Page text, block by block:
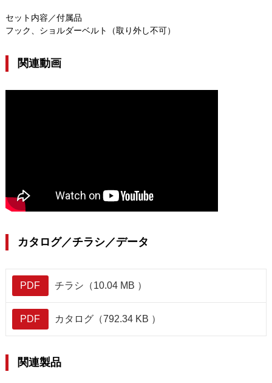
セット内容／付属品
フック、ショルダーベルト（取り外し不可）
関連動画
カタログ／チラシ／データ
PDF チラシ（10.04 MB ）
PDF カタログ（792.34 KB ）
関連製品